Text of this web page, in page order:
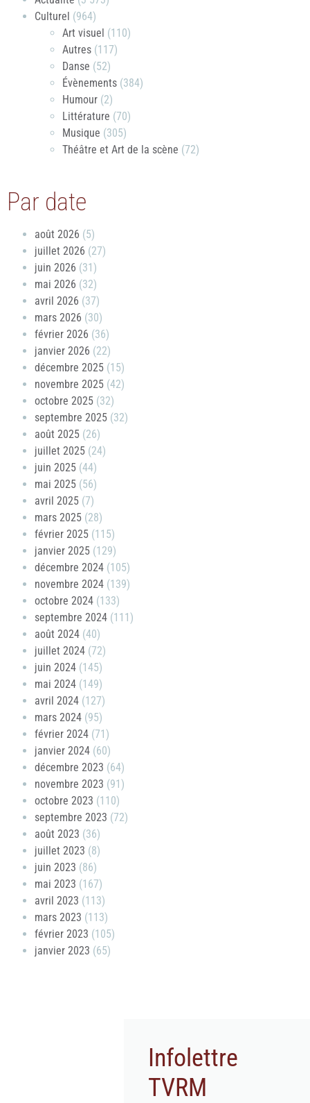
Culturel (964)
Art visuel (110)
Autres (117)
Danse (52)
Évènements (384)
Humour (2)
Littérature (70)
Musique (305)
Théâtre et Art de la scène (72)
Par date
août 2026 (5)
juillet 2026 (27)
juin 2026 (31)
mai 2026 (32)
avril 2026 (37)
mars 2026 (30)
février 2026 (36)
janvier 2026 (22)
décembre 2025 (15)
novembre 2025 (42)
octobre 2025 (32)
septembre 2025 (32)
août 2025 (26)
juillet 2025 (24)
juin 2025 (44)
mai 2025 (56)
avril 2025 (7)
mars 2025 (28)
février 2025 (115)
janvier 2025 (129)
décembre 2024 (105)
novembre 2024 (139)
octobre 2024 (133)
septembre 2024 (111)
août 2024 (40)
juillet 2024 (72)
juin 2024 (145)
mai 2024 (149)
avril 2024 (127)
mars 2024 (95)
février 2024 (71)
janvier 2024 (60)
décembre 2023 (64)
novembre 2023 (91)
octobre 2023 (110)
septembre 2023 (72)
août 2023 (36)
juillet 2023 (8)
juin 2023 (86)
mai 2023 (167)
avril 2023 (113)
mars 2023 (113)
février 2023 (105)
janvier 2023 (65)
Infolettre
TVRM